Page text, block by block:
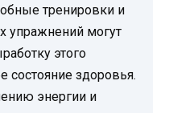
тренировки и
упражнений могут
этого
состояние здоровья.
энергии и